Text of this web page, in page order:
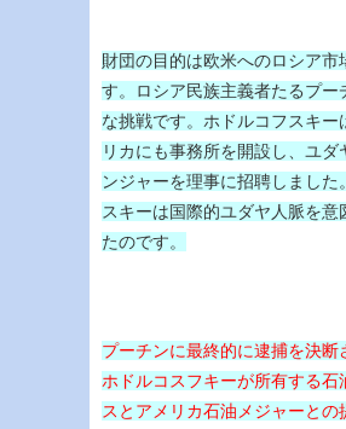
財団の目的は欧米へのロシア市
す。ロシア民族主義者たるプー
な挑戦です。ホドルコフスキー
リカにも事務所を開設し、ユダ
ンジャーを理事に招聘しました
スキーは国際的ユダヤ人脈を意
たのです。
プーチンに最終的に逮捕を決断
ホドルコスフキーが所有する石
スとアメリカ石油メジャーとの